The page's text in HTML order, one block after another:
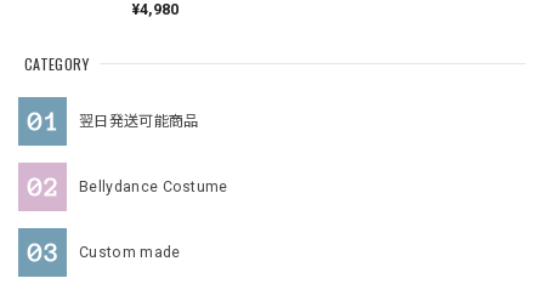
CATEGORY
翌日発送可能商品
Bellydance Costume
Custom made
¥4,980